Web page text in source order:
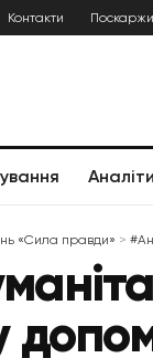
Контакти
«Сила правди» >